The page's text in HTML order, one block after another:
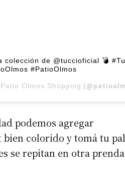
colección de @tuccioficial 💣
#PatioOlmos
Patio Olmos Shopping
podemos agregar
bien colorido y tomá tu
se repitan en otra